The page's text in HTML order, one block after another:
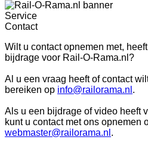
Service
Contact
Wilt u contact opnemen met,
bijdrage voor Rail-O-Rama.nl?
Al u een vraag heeft of contact
bereiken op info@railorama.nl .
Als u een bijdrage of video heeft
kunt u contact met ons opnemen
webmaster@railorama.nl .